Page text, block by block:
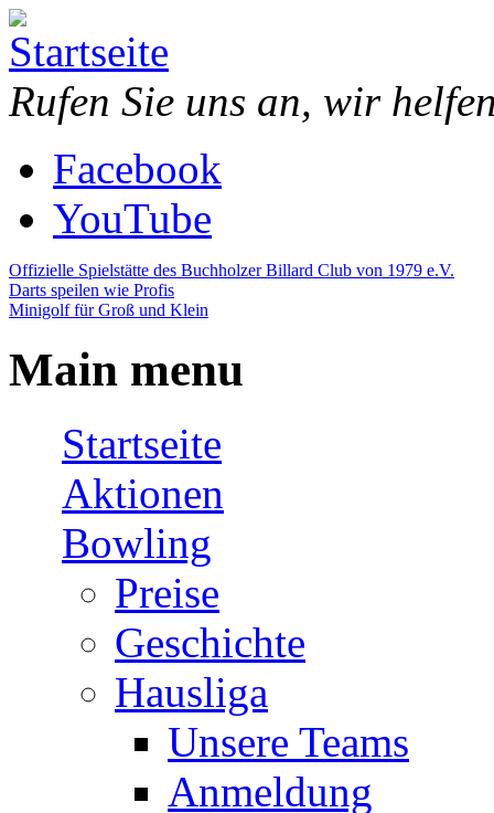
Direkt zum Inhalt
Piazza
Bowling
Center
Bowling,
Billard,
Minigolf,
Restaurant,
Eventraum
Rufen Sie uns an, wir
Facebook
YouTube
Offizielle Spielstätte des Buchholzer Billard Club von 1979 e.V.
Darts speilen wie Profis
Minigolf für Groß und Klein
Main menu
Startseite
Aktionen
Bowling
Preise
Geschichte
Hausliga
Unsere Teams
Anmeldung